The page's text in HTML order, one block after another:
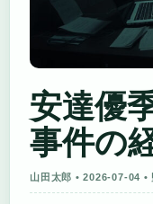
安達優
事件の
山田太郎 • 2026-07-04 •